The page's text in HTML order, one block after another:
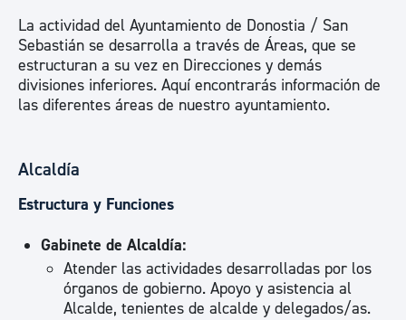
La actividad del Ayuntamiento de Donostia / San
Sebastián se desarrolla a través de Áreas, que se
estructuran a su vez en Direcciones y demás
divisiones inferiores. Aquí encontrarás información de
las diferentes áreas de nuestro ayuntamiento.
Alcaldía
Estructura y Funciones
Gabinete de Alcaldía:
Atender las actividades desarrolladas por los
órganos de gobierno. Apoyo y asistencia al
Alcalde, tenientes de alcalde y delegados/as.